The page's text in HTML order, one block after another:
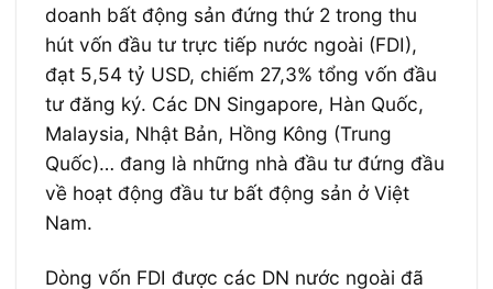
doanh bất động sản đứng thứ 2 trong thu
hút vốn đầu tư trực tiếp nước ngoài (FDI),
đạt 5,54 tỷ USD, chiếm 27,3% tổng vốn đầu
tư đăng ký. Các DN Singapore, Hàn Quốc,
Malaysia, Nhật Bản, Hồng Kông (Trung
Quốc)… đang là những nhà đầu tư đứng đầu
về hoạt động đầu tư bất động sản ở Việt
Nam.
Dòng vốn FDI được các DN nước ngoài đã